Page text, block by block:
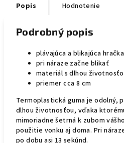
Popis Hodnotenie
Podrobný popis
plávajúca a blikajúca
pri náraze začne blikať
materiál s dlhou
priemer cca 8 cm
Termoplastická guma je odolný,
dlhou životnosťou, vďaka
mimoriadne šetrná k zubom
použitie vonku aj doma. Pri
po dobu asi 13 sekúnd.